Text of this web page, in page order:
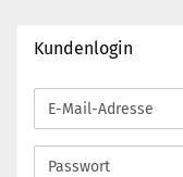
Kundenlogin
E-
Mail-
Adresse
Passwort